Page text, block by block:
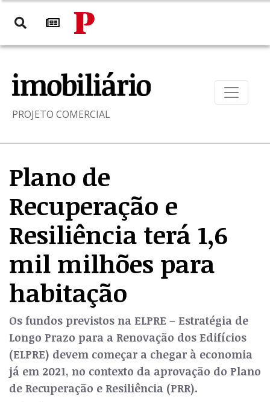
PROJETO COMERCIAL
Plano de
Recuperação e
Resiliência terá 1,6
mil milhões para
habitação
Os fundos previstos na ELPRE – Estratégia de
Longo Prazo para a Renovação dos Edifícios
(ELPRE) devem começar a chegar à economia
já em 2021, no contexto da aprovação do Plano
de Recuperação e Resiliência (PRR).